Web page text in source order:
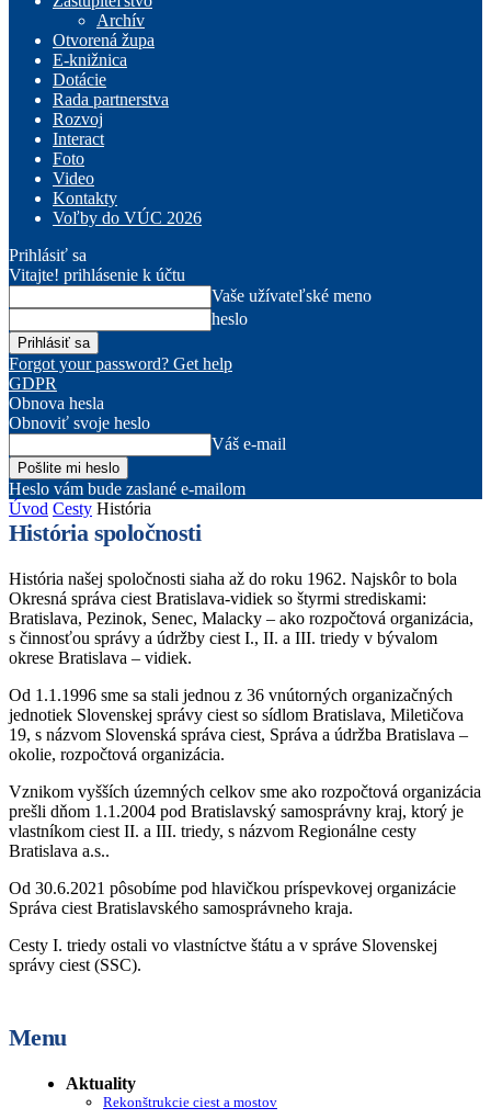
Archív
Otvorená župa
E-knižnica
Dotácie
Rada partnerstva
Rozvoj
Interact
Foto
Video
Kontakty
Voľby do VÚC 2026
Prihlásiť sa
Vitajte! prihlásenie k účtu
Vaše užívateľské meno
heslo
Forgot your password? Get help
GDPR
Obnova hesla
Obnoviť svoje heslo
Váš e-mail
Heslo vám bude zaslané e-mailom
Úvod Cesty História
História spoločnosti
História našej spoločnosti siaha až do roku 1962. Najskôr to bola
Okresná správa ciest Bratislava-vidiek so štyrmi strediskami:
Bratislava, Pezinok, Senec, Malacky – ako rozpočtová organizácia,
s činnosťou správy a údržby ciest I., II. a III. triedy v bývalom
okrese Bratislava – vidiek.
Od 1.1.1996 sme sa stali jednou z 36 vnútorných organizačných
jednotiek Slovenskej správy ciest so sídlom Bratislava, Miletičova
19, s názvom Slovenská správa ciest, Správa a údržba Bratislava –
okolie, rozpočtová organizácia.
Vznikom vyšších územných celkov sme ako rozpočtová organizácia
prešli dňom 1.1.2004 pod Bratislavský samosprávny kraj, ktorý je
vlastníkom ciest II. a III. triedy, s názvom Regionálne cesty
Bratislava a.s..
Od 30.6.2021 pôsobíme pod hlavičkou príspevkovej organizácie
Správa ciest Bratislavského samosprávneho kraja.
Cesty I. triedy ostali vo vlastníctve štátu a v správe Slovenskej
správy ciest (SSC).
Menu
Aktuality
Rekonštrukcie ciest a mostov